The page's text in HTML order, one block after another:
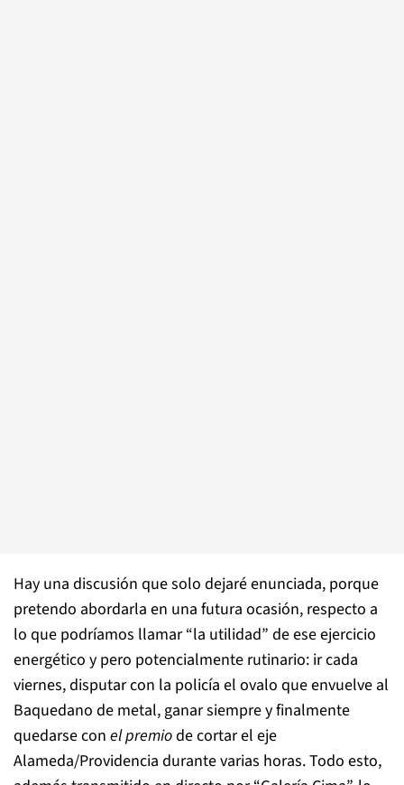
Hay una discusión que solo dejaré enunciada, porque
pretendo abordarla en una futura ocasión, respecto a
lo que podríamos llamar “la utilidad” de ese ejercicio
energético y pero potencialmente rutinario: ir cada
viernes, disputar con la policía el ovalo que envuelve al
Baquedano de metal, ganar siempre y finalmente
quedarse con el premiode cortar el eje
Alameda/Providencia durante varias horas. Todo esto,